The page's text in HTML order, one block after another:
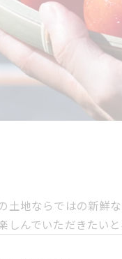
土地ならではの新鮮
しんでいただきたいと